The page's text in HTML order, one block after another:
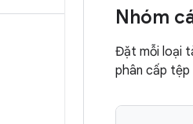
Nhóm
Đặt mỗi loại
phân cấp tệp